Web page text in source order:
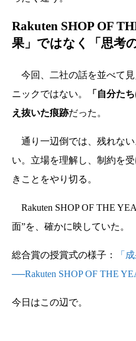
Rakuten SHOP OF
果」ではなく「思考
今回、二社の話を並べて
ニックではない。
「自分た
え抜いた痕跡だった。
通り一辺倒では、残れな
い。立場を理解し、制約を
きことをやり切る。
Rakuten SHOP OF THE
面”を、確かに映していた。
総合賞の授賞式の様子：
「
──Rakuten SHOP OF THE
今日はこの辺で。